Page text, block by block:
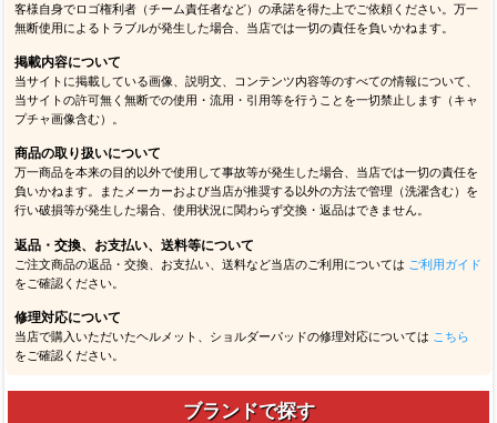
客様自身でロゴ権利者（チーム責任者など）の承諾を得た上でご依頼ください。万一
無断使用によるトラブルが発生した場合、当店では一切の責任を負いかねます。
掲載内容について
当サイトに掲載している画像、説明文、コンテンツ内容等のすべての情報について、
当サイトの許可無く無断での使用・流用・引用等を行うことを一切禁止します（キャ
プチャ画像含む）。
商品の取り扱いについて
万一商品を本来の目的以外で使用して事故等が発生した場合、当店では一切の責任を
負いかねます。またメーカーおよび当店が推奨する以外の方法で管理（洗濯含む）を
行い破損等が発生した場合、使用状況に関わらず交換・返品はできません。
返品・交換、お支払い、送料等について
ご注文商品の返品・交換、お支払い、送料など当店のご利用については ご利用ガイド
をご確認ください。
修理対応について
当店で購入いただいたヘルメット、ショルダーパッドの修理対応については こちら
をご確認ください。
ブランドで探す